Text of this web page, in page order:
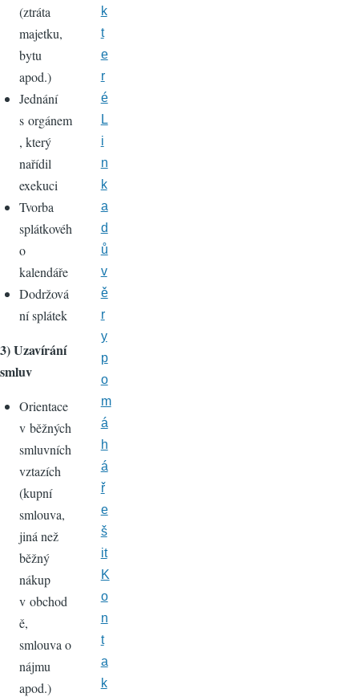
(ztráta
majetku,
bytu
apod.)
Jednání
s orgánem
, který
nařídil
exekuci
Tvorba
splátkovéh
o
kalendáře
Dodržová
ní splátek
3) Uzavírání
smluv
Orientace
v běžných
smluvních
vztazích
(kupní
smlouva,
jiná než
běžný
nákup
v obchod
ě,
smlouva o
nájmu
apod.)
k
t
e
r
é
L
i
n
k
a
d
ů
v
ě
r
y
p
o
m
á
h
á
ř
e
š
it
K
o
n
t
a
k